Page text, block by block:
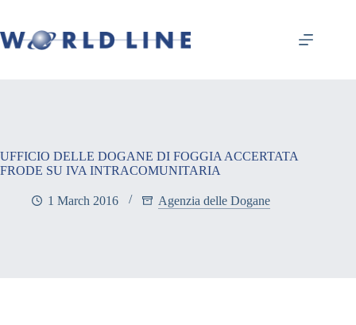
UFFICIO DELLE DOGANE DI FOGGIA ACCERTATA
FRODE SU IVA INTRACOMUNITARIA
1 March 2016 Agenzia delle Dogane